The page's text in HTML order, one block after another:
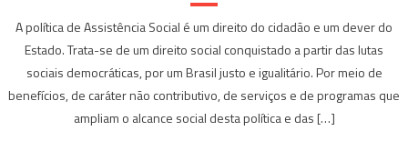
A política de Assistência Social é um direito do cidadão e um dever do
Estado. Trata-se de um direito social conquistado a partir das lutas
sociais democráticas, por um Brasil justo e igualitário. Por meio de
benefícios, de caráter não contributivo, de serviços e de programas que
ampliam o alcance social desta política e das […]